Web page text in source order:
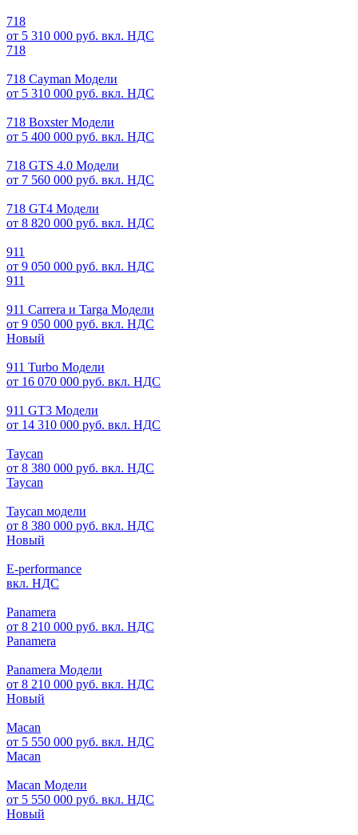
718
от 5 310 000 руб. вкл. НДС
718
718 Cayman Модели
от 5 310 000 руб. вкл. НДС
718 Boxster Модели
от 5 400 000 руб. вкл. НДС
718 GTS 4.0 Модели
от 7 560 000 руб. вкл. НДС
718 GT4 Модели
от 8 820 000 руб. вкл. НДС
911
от 9 050 000 руб. вкл. НДС
911
911 Carrera и Targa Модели
от 9 050 000 руб. вкл. НДС
Новый
911 Turbo Модели
от 16 070 000 руб. вкл. НДС
911 GT3 Модели
от 14 310 000 руб. вкл. НДС
Taycan
от 8 380 000 руб. вкл. НДС
Taycan
Taycan модели
от 8 380 000 руб. вкл. НДС
Новый
E-performance
вкл. НДС
Panamera
от 8 210 000 руб. вкл. НДС
Panamera
Panamera Модели
от 8 210 000 руб. вкл. НДС
Новый
Macan
от 5 550 000 руб. вкл. НДС
Macan
Macan Модели
от 5 550 000 руб. вкл. НДС
Новый